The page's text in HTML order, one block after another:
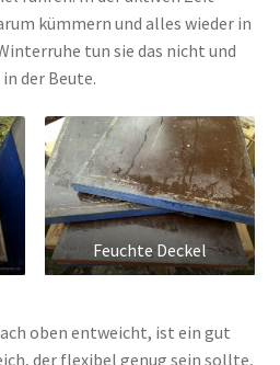
kümmern und alles wieder in
tun sie das nicht und
der Beute.
Feuchte Deckel
oben entweicht, ist ein gut
der flexibel genug sein sollte,